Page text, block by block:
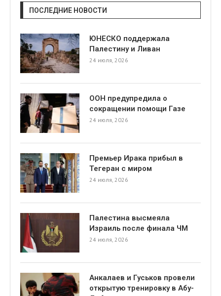
ПОСЛЕДНИЕ НОВОСТИ
ЮНЕСКО поддержала
Палестину и Ливан
24 июля, 2026
ООН предупредила о
сокращении помощи Газе
24 июля, 2026
Премьер Ирака прибыл в
Тегеран с миром
24 июля, 2026
Палестина высмеяла
Израиль после финала ЧМ
24 июля, 2026
Анкалаев и Гуськов провели
открытую тренировку в Абу-